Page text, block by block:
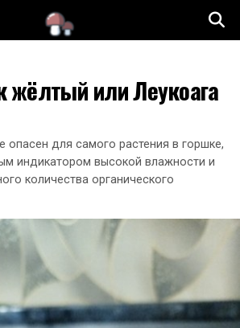
жёлтый или Леукоага
опасен для самого растения в горшке,
индикатором высокой влажности и
количества органического